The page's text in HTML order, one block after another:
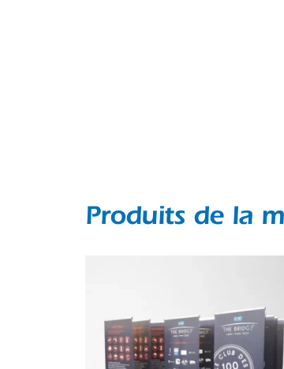
Produits de la